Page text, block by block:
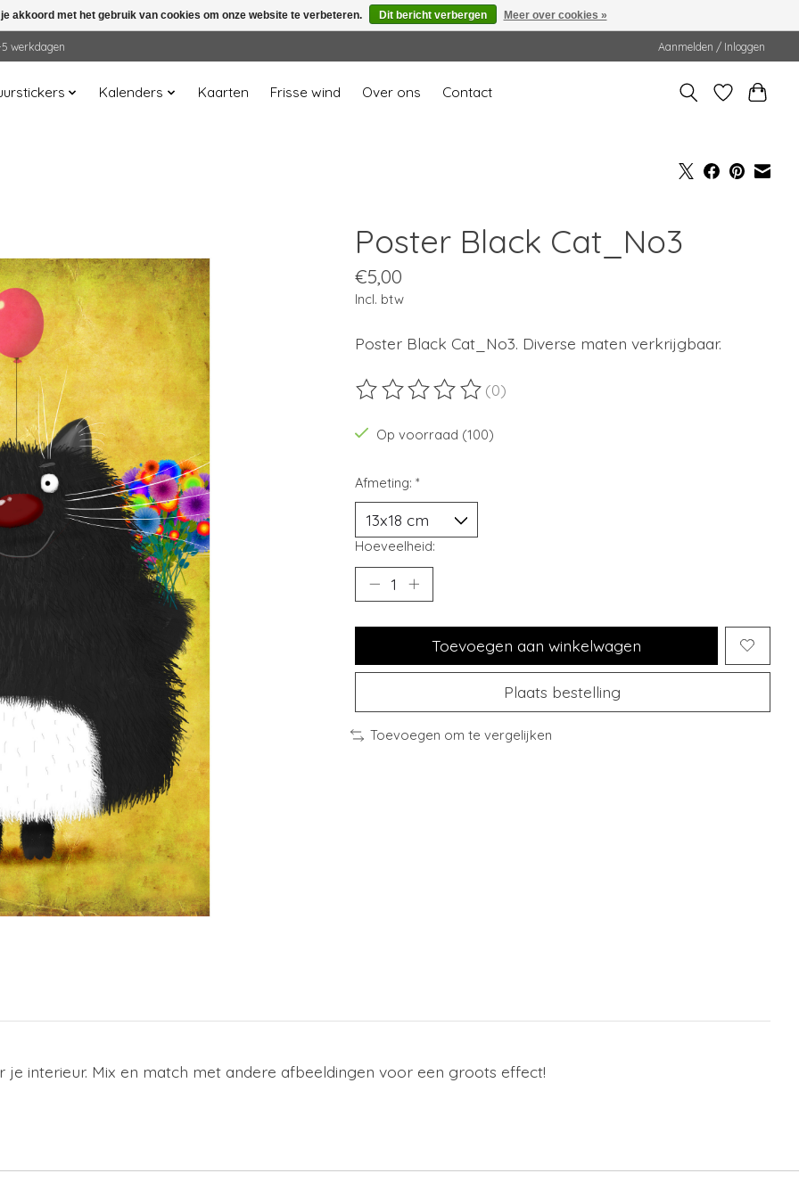
werkdagen Aanmelden / Inloggen
Kalenders Kaarten Frisse wind Over ons Contact
Poster Black Cat_No3
€5,00
Incl. btw
Poster Black Cat_No3. Diverse maten verkrijgbaar.
De beoordeling van dit product is
(0)
Op voorraad (100)
Afmeting: *
Hoeveelheid:
Toevoegen aan winkelwagen
Plaats bestelling
Toevoegen om te vergelijken
interieur. Mix en match met andere afbeeldingen voor een groots effect!
akkoord met het gebruik van cookies om onze website te verbeteren. Dit bericht verbergen Meer over cookies »